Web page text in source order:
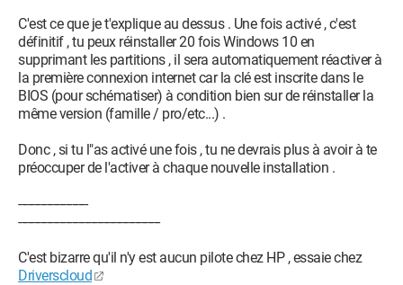
C'est ce que je t'explique au dessus . Une fois activé , c'est
définitif , tu peux réinstaller 20 fois Windows 10 en
supprimant les partitions , il sera automatiquement réactiver à
la première connexion internet car la clé est inscrite dans le
BIOS (pour schématiser) à condition bien sur de réinstaller la
même version (famille / pro/etc...) .
Donc , si tu l"as activé une fois , tu ne devrais plus à avoir à te
préoccuper de l'activer à chaque nouvelle installation .
----------------------
---------------------------------------------
C'est bizarre qu'il n'y est aucun pilote chez HP , essaie chez
Driverscloud